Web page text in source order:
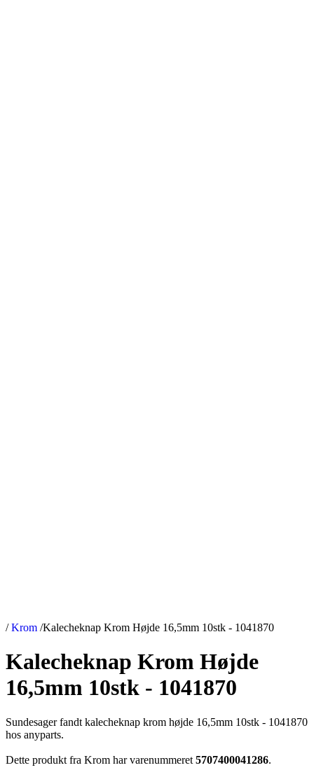
/ Krom /Kalecheknap Krom Højde 16,5mm 10stk - 1041870
Kalecheknap Krom Højde
16,5mm 10stk - 1041870
Sundesager fandt kalecheknap krom højde 16,5mm 10stk - 1041870
hos anyparts.
Dette produkt fra Krom har varenummeret 5707400041286.